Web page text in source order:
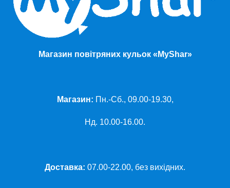
Магазин повітряних кульок «MyShar»
Магазин: Пн.-Сб., 09.00-19.30,
Нд. 10.00-16.00.
Доставка: 07.00-22.00, без вихідних.